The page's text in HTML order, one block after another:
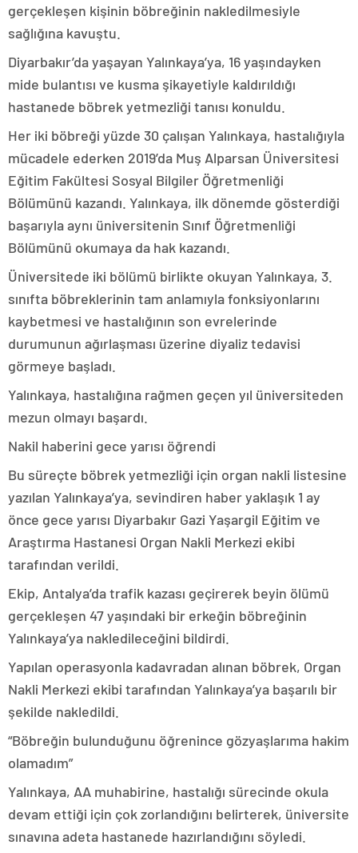
gerçekleşen kişinin böbreğinin nakledilmesiyle
sağlığına kavuştu.
Diyarbakır’da yaşayan Yalınkaya’ya, 16 yaşındayken
mide bulantısı ve kusma şikayetiyle kaldırıldığı
hastanede böbrek yetmezliği tanısı konuldu.
Her iki böbreği yüzde 30 çalışan Yalınkaya, hastalığıyla
mücadele ederken 2019’da Muş Alparsan Üniversitesi
Eğitim Fakültesi Sosyal Bilgiler Öğretmenliği
Bölümünü kazandı. Yalınkaya, ilk dönemde gösterdiği
başarıyla aynı üniversitenin Sınıf Öğretmenliği
Bölümünü okumaya da hak kazandı.
Üniversitede iki bölümü birlikte okuyan Yalınkaya, 3.
sınıfta böbreklerinin tam anlamıyla fonksiyonlarını
kaybetmesi ve hastalığının son evrelerinde
durumunun ağırlaşması üzerine diyaliz tedavisi
görmeye başladı.
Yalınkaya, hastalığına rağmen geçen yıl üniversiteden
mezun olmayı başardı.
Nakil haberini gece yarısı öğrendi
Bu süreçte böbrek yetmezliği için organ nakli listesine
yazılan Yalınkaya’ya, sevindiren haber yaklaşık 1 ay
önce gece yarısı Diyarbakır Gazi Yaşargil Eğitim ve
Araştırma Hastanesi Organ Nakli Merkezi ekibi
tarafından verildi.
Ekip, Antalya’da trafik kazası geçirerek beyin ölümü
gerçekleşen 47 yaşındaki bir erkeğin böbreğinin
Yalınkaya’ya nakledileceğini bildirdi.
Yapılan operasyonla kadavradan alınan böbrek, Organ
Nakli Merkezi ekibi tarafından Yalınkaya’ya başarılı bir
şekilde nakledildi.
“Böbreğin bulunduğunu öğrenince gözyaşlarıma hakim
olamadım”
Yalınkaya, AA muhabirine, hastalığı sürecinde okula
devam ettiği için çok zorlandığını belirterek, üniversite
sınavına adeta hastanede hazırlandığını söyledi.